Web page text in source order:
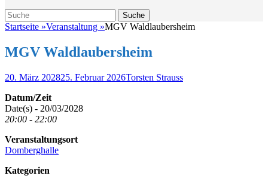
Suche
Suche
nach:
Startseite »Veranstaltung »MGV Waldlaubersheim
MGV Waldlaubersheim
Veröffentlicht
20. März 202825. Februar 2026Autor
Torsten Strauss
Datum/Zeit
Date(s) - 20/03/2028
20:00 - 22:00
Veranstaltungsort
Domberghalle
Kategorien